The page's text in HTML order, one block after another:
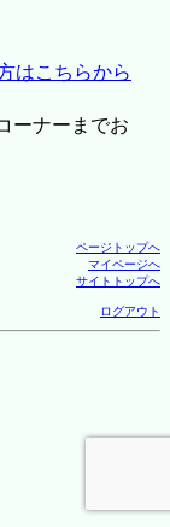
はこちらから
ーナーまでお
ページトップへ
マイページへ
サイトトップへ
ログアウト